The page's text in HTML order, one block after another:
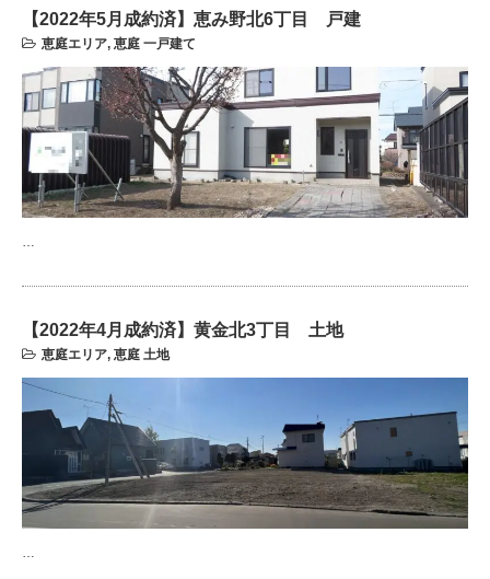
【2022年5月成約済】恵み野北6丁目 戸建
恵庭エリア, 恵庭 一戸建て
…
【2022年4月成約済】黄金北3丁目 土地
恵庭エリア, 恵庭 土地